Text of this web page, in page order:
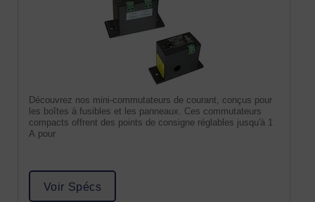
Découvrez nos mini-commutateurs de courant, conçus pour
les boîtes à fusibles et les panneaux. Ces commutateurs
compacts offrent des points de consigne réglables jusqu'à 1
A pour
Voir Spécs